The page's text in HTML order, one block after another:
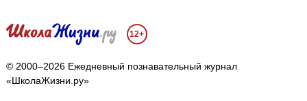
12+
© 2000–2026 Ежедневный познавательный журнал
«ШколаЖизни.ру»